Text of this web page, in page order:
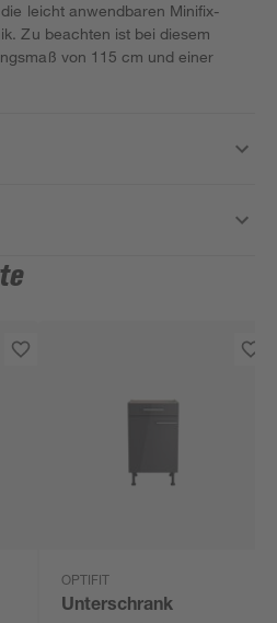
leicht anwendbaren Minifix-
Zu beachten ist bei diesem
von 115 cm und einer
OPTIFIT
Unterschrank